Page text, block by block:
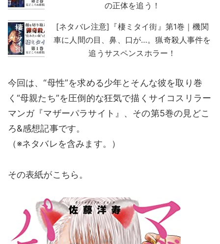
の正体を追う！
[ネタバレ注意]『棲ミタイ街』第1巻｜機関
車に人間の目、鼻、口が…。猟奇殺人事件を
追うサスペンスホラー！
今回は、“母性”を求める少年とそんな彼を取り巻
く“母親たち”を圧倒的な狂気で描くサイコスリラー
マンガ『マザーパラサイト』、その第5巻の見どこ
ろ&感想記事です。
（※ネタバレを含みます。）
その表紙がこちら。